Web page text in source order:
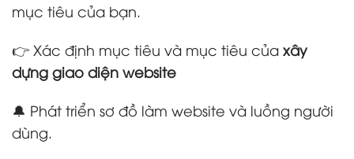
mục tiêu của bạn.
👉 Xác định mục tiêu và mục tiêu của xây
dựng giao diện website
🔔 Phát triển sơ đồ làm website và luồng người
dùng.